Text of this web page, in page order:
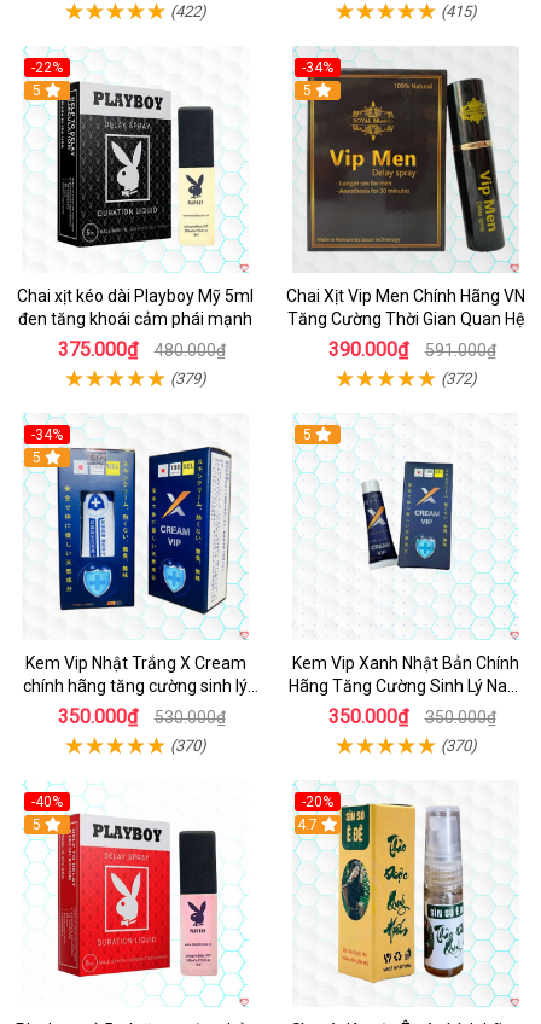
(422) (415)
-22%
5
Chai xịt kéo dài Playboy Mỹ 5ml
đen tăng khoái cảm phái mạnh
375.000₫ 480.000₫
(379)
-34%
5
Chai Xịt Vip Men Chính Hãng VN
Tăng Cường Thời Gian Quan Hệ
390.000₫ 591.000₫
(372)
-34%
5
Kem Vip Nhật Trắng X Cream
chính hãng tăng cường sinh lý
nam kéo dài
350.000₫ 530.000₫
(370)
5
Kem Vip Xanh Nhật Bản Chính
Hãng Tăng Cường Sinh Lý Nam
Bền Lâu
350.000₫ 350.000₫
(370)
-40%
5
-20%
4.7